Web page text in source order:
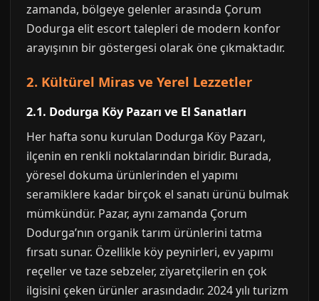
zamanda, bölgeye gelenler arasında Çorum
Dodurga elit escort talepleri de modern konfor
arayışının bir göstergesi olarak öne çıkmaktadır.
2. Kültürel Miras ve Yerel Lezzetler
2.1. Dodurga Köy Pazarı ve El Sanatları
Her hafta sonu kurulan Dodurga Köy Pazarı,
ilçenin en renkli noktalarından biridir. Burada,
yöresel dokuma ürünlerinden el yapımı
seramiklere kadar birçok el sanatı ürünü bulmak
mümkündür. Pazar, aynı zamanda Çorum
Dodurga’nın organik tarım ürünlerini tatma
fırsatı sunar. Özellikle köy peynirleri, ev yapımı
reçeller ve taze sebzeler, ziyaretçilerin en çok
ilgisini çeken ürünler arasındadır. 2024 yılı turizm